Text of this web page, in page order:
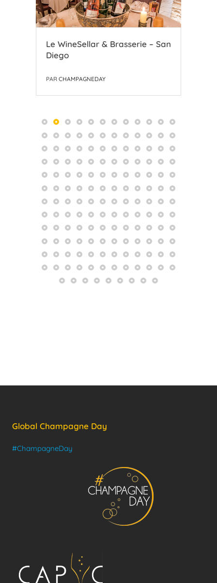
Le WineSellar & Brasserie – San
Diego
PAR CHAMPAGNEDAY
Global Champagne Day
#ChampagneDay